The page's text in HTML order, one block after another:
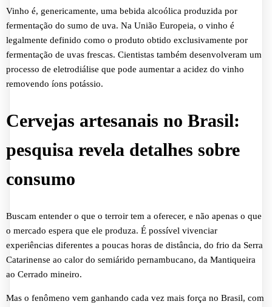
Vinho é, genericamente, uma bebida alcoólica produzida por
fermentação do sumo de uva. Na União Europeia, o vinho é
legalmente definido como o produto obtido exclusivamente por
fermentação de uvas frescas. Cientistas também desenvolveram um
processo de eletrodiálise que pode aumentar a acidez do vinho
removendo íons potássio.
Cervejas artesanais no Brasil:
pesquisa revela detalhes sobre
consumo
Buscam entender o que o terroir tem a oferecer, e não apenas o que
o mercado espera que ele produza. É possível vivenciar
experiências diferentes a poucas horas de distância, do frio da Serra
Catarinense ao calor do semiárido pernambucano, da Mantiqueira
ao Cerrado mineiro.
Mas o fenômeno vem ganhando cada vez mais força no Brasil, com